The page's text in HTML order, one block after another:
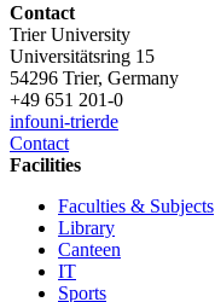
Contact
Trier University
Universitätsring 15
54296 Trier, Germany
+49 651 201-0
infouni-trierde
Contact
Facilities
Faculties & Subjects
Library
Canteen
IT
Sports